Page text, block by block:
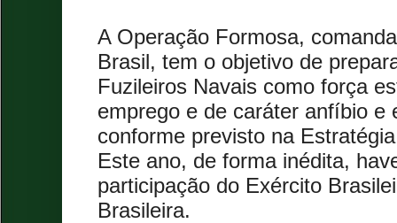
A Operação Formosa,
Brasil, tem o objetivo de
Fuzileiros Navais como força
emprego e de caráter anfíbio e
conforme previsto na
Este ano, de forma inédita,
participação do Exército
Brasileira.